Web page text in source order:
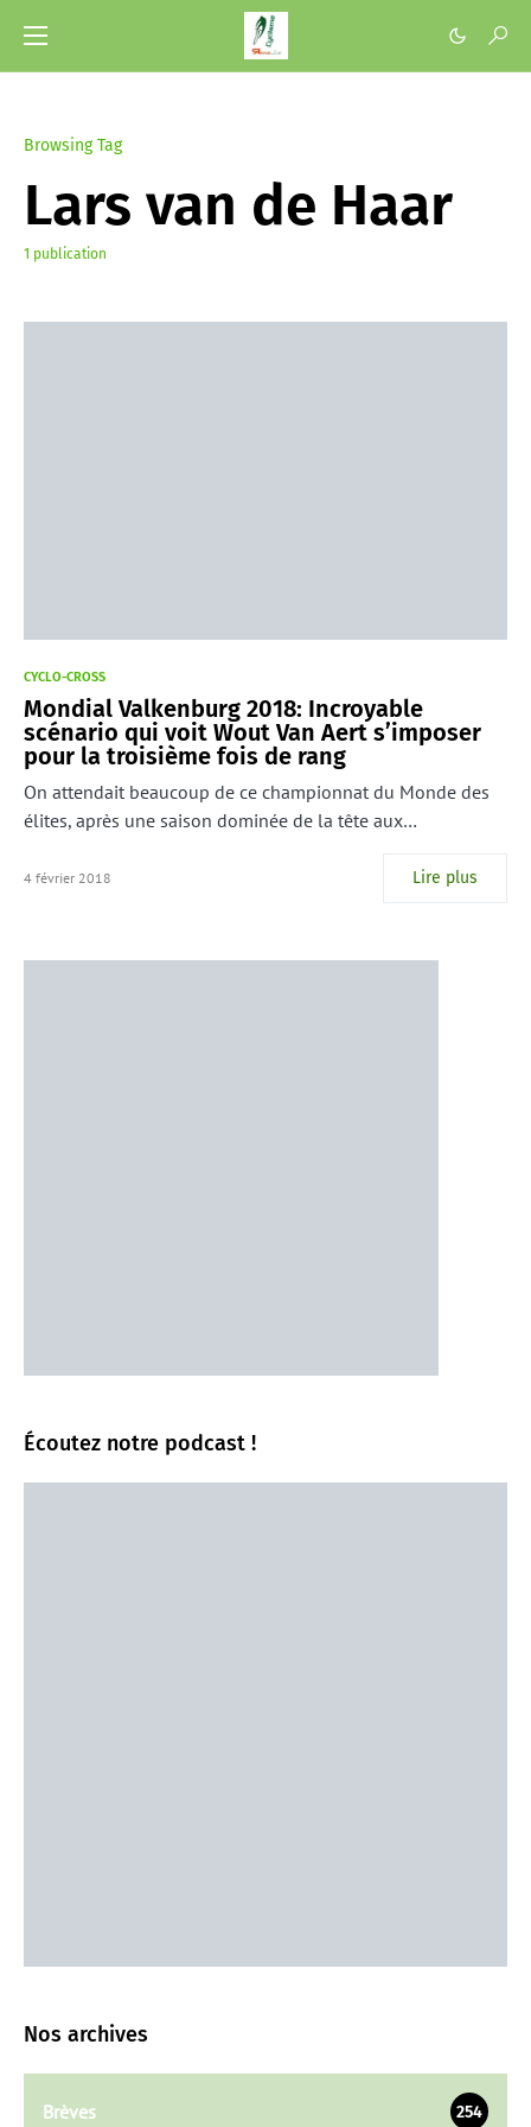
Browsing Tag
Lars van de Haar
1 publication
CYCLO-CROSS
Mondial Valkenburg 2018: Incroyable
scénario qui voit Wout Van Aert s’imposer
pour la troisième fois de rang
On attendait beaucoup de ce championnat du Monde des
élites, après une saison dominée de la tête aux…
4 février 2018 Lire plus
Écoutez notre podcast !
Nos archives
Brèves 254